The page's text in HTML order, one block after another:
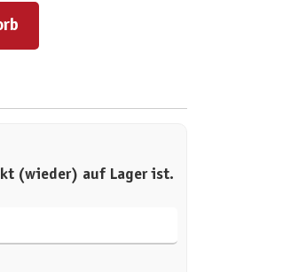
um die Anzahl zu erhöhen oder zu reduzieren.
(wieder) auf Lager ist.